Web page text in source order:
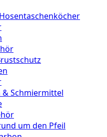
Schmiermittel
um den Pfeil